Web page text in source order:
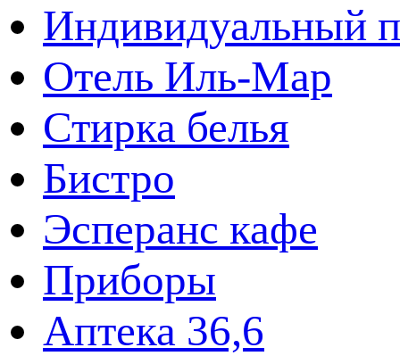
Индивидуальный
Отель Иль-Мар
Стирка белья
Бистро
Эсперанс кафе
Приборы
Аптека 36,6